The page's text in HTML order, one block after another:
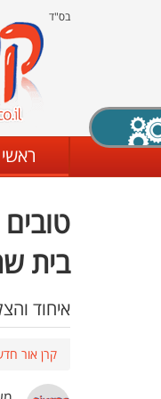
בס"ד
ראשי
בית
איחוד
קרן אור
X סגירה
מצב שחור - לבן
גופן קריא